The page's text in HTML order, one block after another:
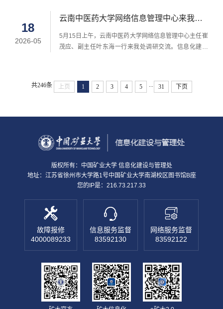
降耗需求，融合人工智能、物联网及大数据技术，实现
网络资源的合理调度，构建起跨系统协同的节能管控体
系。据校内实测环境评估数据，可使网络整体能耗降...
18
2026-05
云南中医药大学网络信息管理中心来我处
调研交流
​5月15日上午，云南中医药大学网络信息管理中心主任崔
茂应、副主任叶东海一行来我处调研交流。信息化建设
学校和部门基本情况，信息化建设情况和发展规划。崔
茂应介绍了云南中医药大学信息学院（网络信息管理中
共246条 上页 1 2 3 4 5 ... 31 下页
版权所有：中国矿业大学 信息化建设与管理处
地址：江苏省徐州市大学路1号中国矿业大学南湖校区图书馆B座
您的IP是：216.73.217.33
故障报修
4000089233
信息服务监督
83592130
网络服务监督
83592122